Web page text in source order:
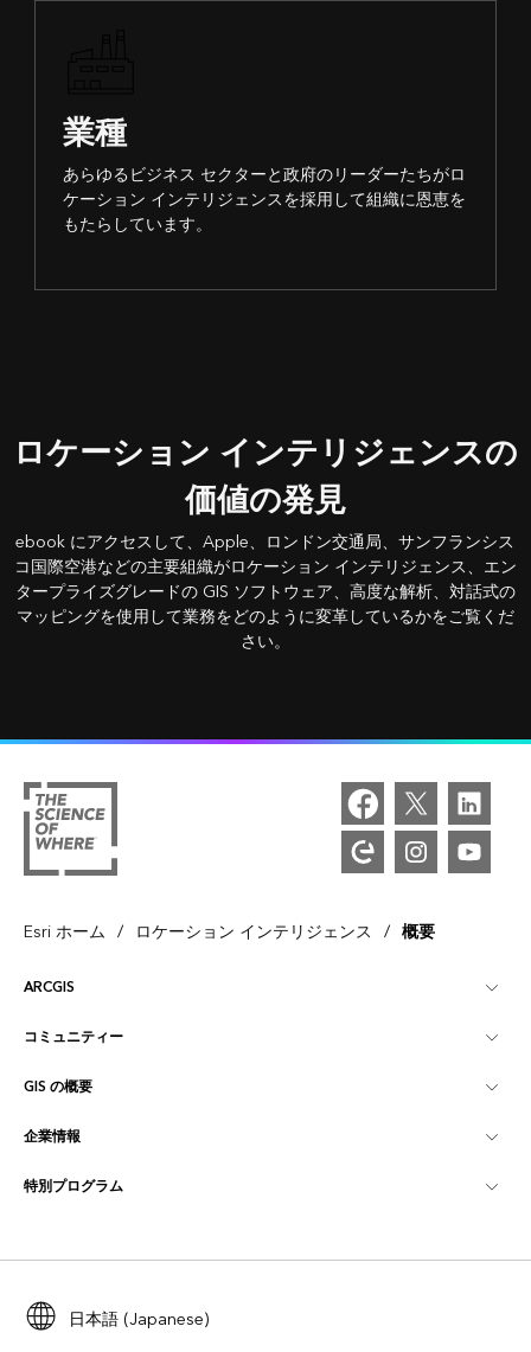
業種
あらゆるビジネス セクターと政府のリーダーたちがロ
ケーション インテリジェンスを採用して組織に恩恵を
もたらしています。
ロケーション インテリジェンスの
価値の発見
ebook にアクセスして、Apple、ロンドン交通局、サンフランシス
コ国際空港などの主要組織がロケーション インテリジェンス、エン
タープライズグレードの GIS ソフトウェア、高度な解析、対話式の
マッピングを使用して業務をどのように変革しているかをご覧くだ
さい。
Esri ホーム / ロケーション インテリジェンス / 概要
ARCGIS
ArcGIS の概要
マッピング
ArcGIS Online
開発者向けテクノロジー
コミュニティー
Esri Community
ArcGIS ブログ
ユーザー調査およびテスト
Esri Young Professionals Network
GIS の概要
GIS とは
ロケーション インテリジェンス
トレーニング
ArcUser
企業情報
Esri について
採用情報
特別プログラム
ArcGIS for Student Use
日本語 (Japanese)